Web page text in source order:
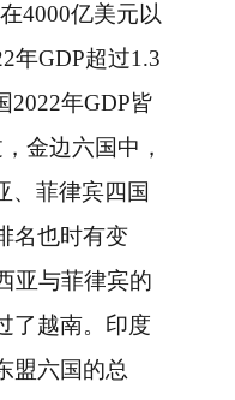
4000亿美元以
年GDP超过1.3
2022年GDP皆
金边六国中，
、菲律宾四国
名也时有变
亚与菲律宾的
了越南。印度
盟六国的总